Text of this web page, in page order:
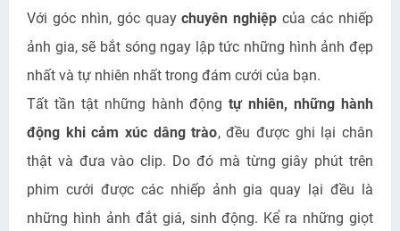
Với góc nhìn, góc quaychuyên nghiệp của các nhiếp
ảnh gia, sẽ bắt sóng ngay lập tức những hình ảnh đẹp
nhất và tự nhiên nhất trong đám cưới của bạn.
Tất tần tật những hành độngtự nhiên, những hành
động khi cảm xúc dâng trào, đều được ghi lại chân
thật và đưa vào clip. Do đó mà từng giây phút trên
phim cưới được các nhiếp ảnh gia quay lại đều là
những hình ảnh đắt giá, sinh động. Kể ra những giọt